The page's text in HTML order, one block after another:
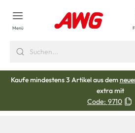
springen
Menü
Kaufe mindestens 3 Artikel aus dem
extra mit
Code: 9710